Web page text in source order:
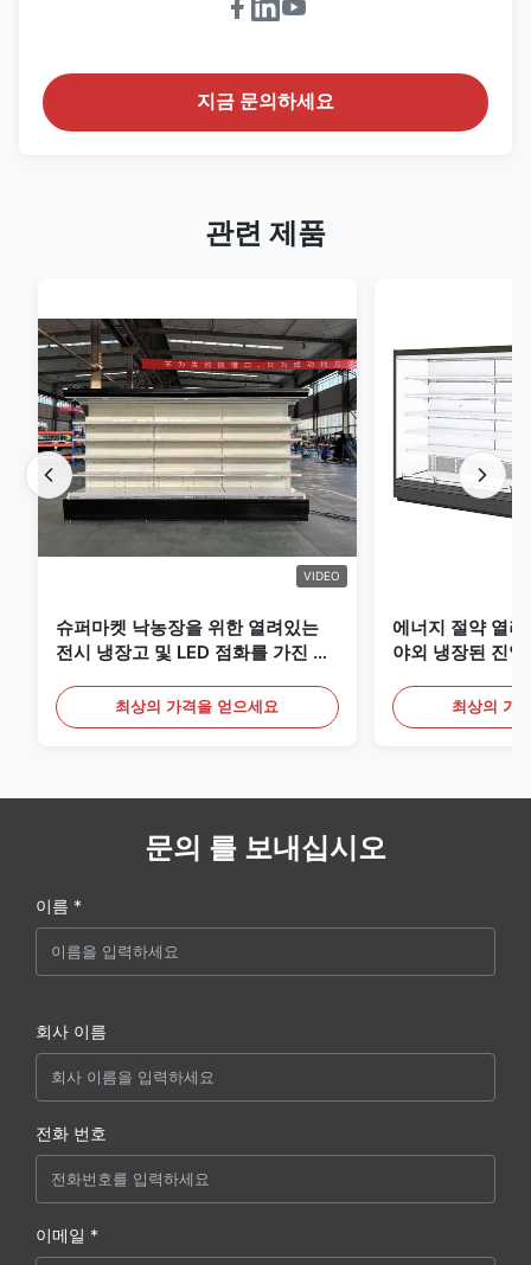
지금 문의하세요
관련 제품
VIDEO
슈퍼마켓 낙농장을 위한 열려있는
전시 냉장고 및 LED 점화를 가진 음
최상의 가격을 얻으세요
에너지 절약 열
야외 냉장된 진열
최상의 가
문의 를 보내십시오
이름 *
회사 이름
전화 번호
이메일 *